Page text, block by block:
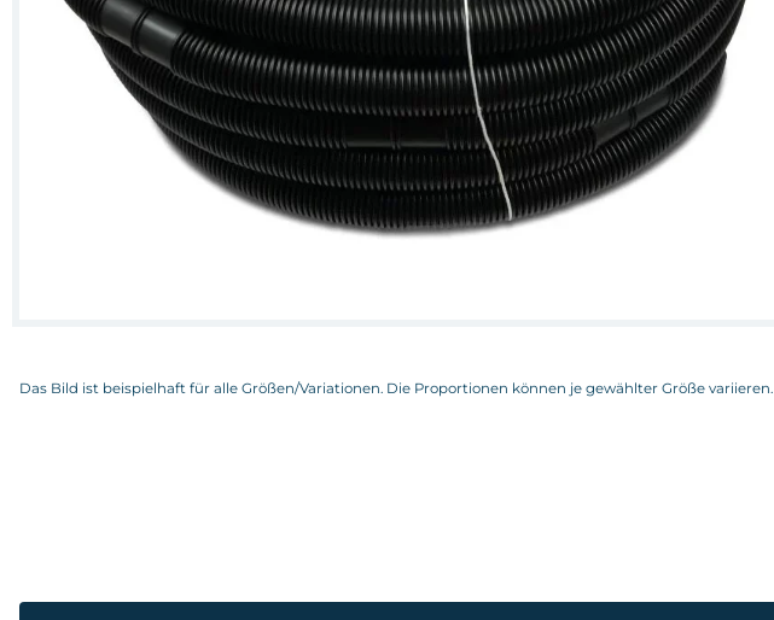
Das Bild ist beispielhaft für alle Größen/Variationen. Die Proportionen können je gewählter Größe variieren.